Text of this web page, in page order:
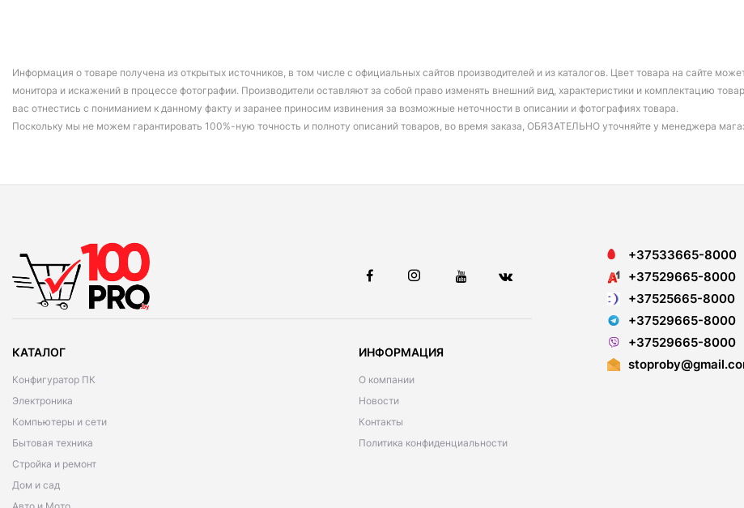
Информация о товаре получена из открытых источников, в том числе с официальных сайтов производителей и из каталогов. Цвет товара на сайте
монитора и искажений в процессе фотографии. Производители оставляют за собой право изменять внешний вид, характеристики и комплектацию
вас отнестись с пониманием к данному факту и заранее приносим извинения за возможные неточности в описании и фотографиях товара.
Поскольку мы не можем гарантировать 100%-ную точность и полноту описаний товаров, во время заказа, ОБЯЗАТЕЛЬНО уточняйте у менеджера
КАТАЛОГ
Конфигуратор ПК
Электроника
Компьютеры и сети
Бытовая техника
Стройка и ремонт
Дом и сад
ИНФОРМАЦИЯ
О компании
Новости
Контакты
Политика конфиденциальности
+37533665-8000
+37529665-8000
+37525665-8000
+37529665-8000
+37529665-8000